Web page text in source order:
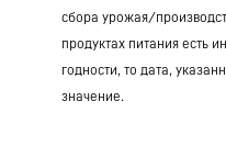
сбора урожая/
продуктах питания есть
годности, то дата,
значение.